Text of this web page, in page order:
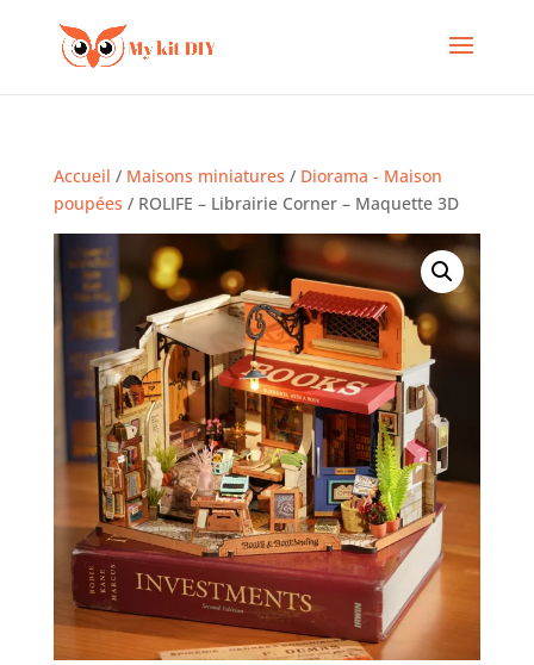
Accueil / Maisons miniatures / Diorama - Maison
poupées / ROLIFE – Librairie Corner – Maquette 3D